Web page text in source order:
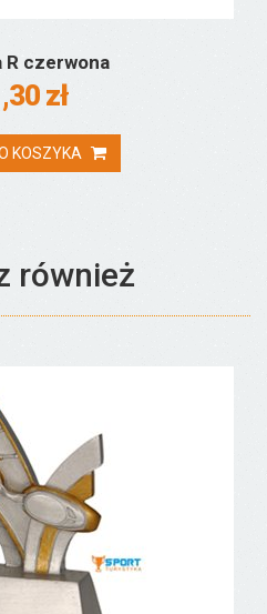
R czerwona
zł
KOSZYKA
również